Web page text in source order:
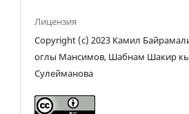
Лицензия
Copyright (c) 2023 Камил
оглы Мансимов, Шабнам Шакир
Сулейманова